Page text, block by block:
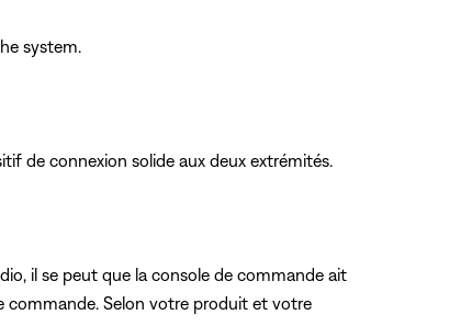
system.
de connexion solide aux deux extrémités.
il se peut que la console de commande ait
commande. Selon votre produit et votre